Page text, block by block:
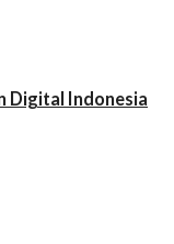
Digital Indonesia